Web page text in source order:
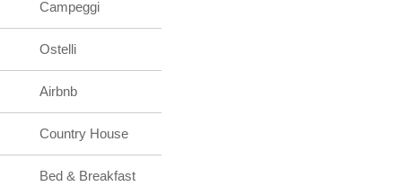
Campeggi
Ostelli
Airbnb
Country House
Bed & Breakfast